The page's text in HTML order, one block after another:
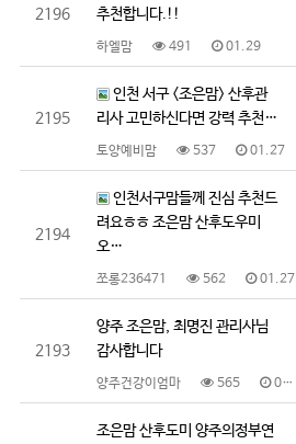
2196
추천합니다.!!
하엘맘 491 01.29
2195
인천 서구 <조은맘> 산후관
리사 고민하신다면 강력 추천…
토양예비맘 537 01.27
2194
인천서구맘들께 진심 추천드
려요ㅎㅎ 조은맘 산후도우미
오…
쪼롱236471 562 01.27
2193
양주 조은맘, 최명진 관리사님
감사합니다
양주건강이엄마 565 01.26
조은맘 산후도미 양주의정부연